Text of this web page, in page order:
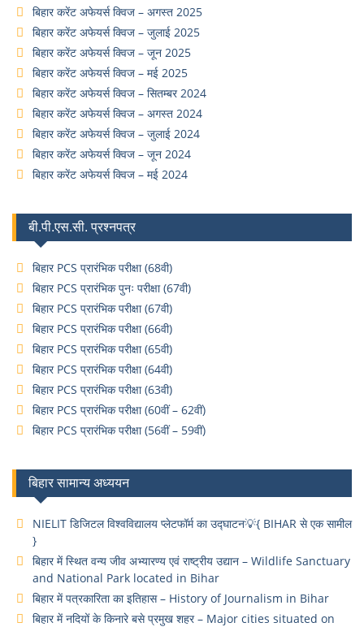
बिहार करेंट अफेयर्स क्विज – अगस्त 2025
बिहार करेंट अफेयर्स क्विज – जुलाई 2025
बिहार करेंट अफेयर्स क्विज – जून 2025
बिहार करेंट अफेयर्स क्विज – मई 2025
बिहार करेंट अफेयर्स क्विज – सितम्बर 2024
बिहार करेंट अफेयर्स क्विज – अगस्त 2024
बिहार करेंट अफेयर्स क्विज – जुलाई 2024
बिहार करेंट अफेयर्स क्विज – जून 2024
बिहार करेंट अफेयर्स क्विज – मई 2024
बी.पी.एस.सी. प्रश्नपत्र
बिहार PCS प्रारंभिक परीक्षा (68वी)
बिहार PCS प्रारंभिक पुनः परीक्षा (67वी)
बिहार PCS प्रारंभिक परीक्षा (67वी)
बिहार PCS प्रारंभिक परीक्षा (66वी)
बिहार PCS प्रारंभिक परीक्षा (65वी)
बिहार PCS प्रारंभिक परीक्षा (64वी)
बिहार PCS प्रारंभिक परीक्षा (63वी)
बिहार PCS प्रारंभिक परीक्षा (60वीं – 62वीं)
बिहार PCS प्रारंभिक परीक्षा (56वीं – 59वीं)
बिहार सामान्य अध्ययन
NIELIT डिजिटल विश्वविद्यालय प्लेटफॉर्म का उद्घाटन💡{ BIHAR से एक सामील
}
बिहार में स्थित वन्य जीव अभ्यारण्य एवं राष्ट्रीय उद्यान – Wildlife Sanctuary
and National Park located in Bihar
बिहार में पत्रकारिता का इतिहास – History of Journalism in Bihar
बिहार में नदियों के किनारे बसे प्रमुख शहर – Major cities situated on